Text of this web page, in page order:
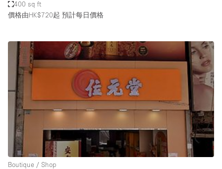
Art Gallery
Boat
Booth / Kiosk / Stand
Boutique / Shop
Conference Room
Container
Event Space
400 sq ft
價格由HK$720起 預計每日價格
Boutique / Shop